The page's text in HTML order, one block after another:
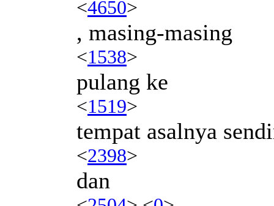
<4650>
, masing-masing
<1538>
pulang ke
<1519>
tempat asalnya
<2398>
dan